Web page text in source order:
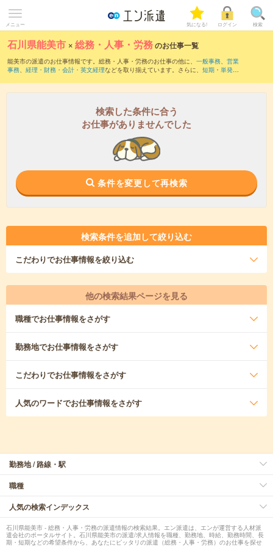
メニュー 気になる! ログイン 検索
石川県能美市 ×総務・人事・労務のお仕事一覧
能美市の派遣のお仕事情報です。総務・人事・労務のお仕事の他に、 一般事務、 営業
事務、 経理・財務・会計・英文経理などを取り揃えています。さらに、 短期 ・ 単発な
検索した条件に合う
お仕事がありませんでした
条件を変更して再検索
検索条件を追加して絞り込む
こだわりでお仕事情報を絞り込む
他の検索結果ページを見る
職種でお仕事情報をさがす
勤務地でお仕事情報をさがす
こだわりでお仕事情報をさがす
人気のワードでお仕事情報をさがす
勤務地 / 路線・駅
職種
人気の検索インデックス
石川県能美市 - 総務・人事・労務の派遣情報の検索結果。エン派遣は、エンが運営する人材派
遣会社のポータルサイト。石川県能美市の派遣/求人情報を職種、勤務地、時給、勤務時間、長
期・短期などの希望条件から、あなたにピッタリの派遣（総務・人事・労務）のお仕事を探せ